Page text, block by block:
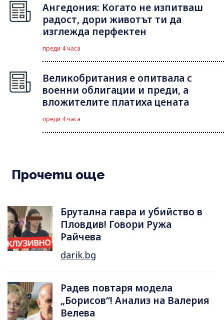
Ангедония: Когато не изпитваш
радост, дори животът ти да
изглежда перфектен
преди 4 часа
Великобритания е опитвала с
военни облигации и преди, а
вложителите платиха цената
преди 4 часа
Прочети още
Брутална гавра и убийство в
Пловдив! Говори Ружа
Райчева
darik.bg
Радев повтаря модела
„Борисов“! Анализ на Валерия
Велева